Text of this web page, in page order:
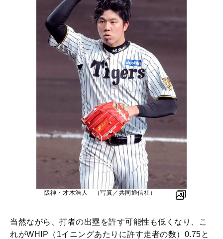
阪神・才木浩人 （写真／共同通信社）
当然ながら、打者の出塁を許す可能性も低くなり、こ
れがWHIP（1イニングあたりに許す走者の数）0.75と